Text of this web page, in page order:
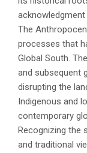
The
processes that
Global South.
and subsequent
disrupting the
Indigenous and
contemporary
Recognizing the
and traditional